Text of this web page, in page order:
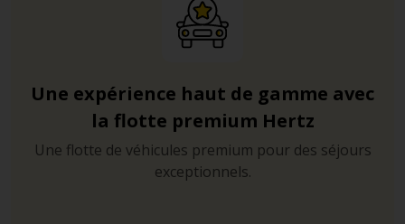
Une expérience haut de gamme avec
la flotte premium Hertz
Une flotte de véhicules premium pour des séjours
exceptionnels.